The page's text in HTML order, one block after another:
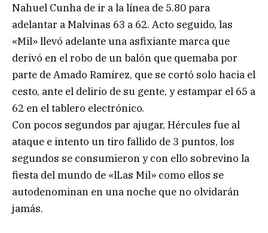
Nahuel Cunha de ir a la línea de 5.80 para
adelantar a Malvinas 63 a 62. Acto seguido, las
«Mil» llevó adelante una asfixiante marca que
derivó en el robo de un balón que quemaba por
parte de Amado Ramírez, que se cortó solo hacia el
cesto, ante el delirio de su gente, y estampar el 65 a
62 en el tablero electrónico.
Con pocos segundos par ajugar, Hércules fue al
ataque e intento un tiro fallido de 3 puntos, los
segundos se consumieron y con ello sobrevino la
fiesta del mundo de «lLas Mil» como ellos se
autodenominan en una noche que no olvidarán
jamás.